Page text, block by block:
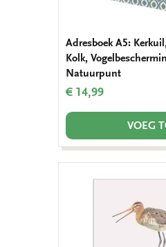
Adresboek A5:
Kolk,
Natuurpunt
€ 14,99
VOEG